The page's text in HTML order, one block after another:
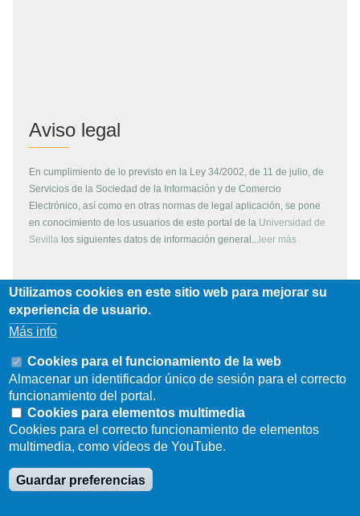
Aviso legal
En cumplimiento de lo previsto en la Ley 34/2002, de 11 de julio, de
Servicios de la Sociedad de la Información y de Comercio
Electrónico, así como en otras normas de legal aplicación, se pone
en conocimiento de los usuarios de este portal de la Universidad de
Sevilla los siguientes datos de información general... leer más
Copyright
Todos los contenidos de este servidor WEB, son propiedad de la
Universidad de Sevilla, si no se indica lo contrario. Pueden ser
reproducidos libremente y para fines no lucrativos por cualquier
persona perteneciente a una institución de carácter educativo o
investigador. Otras instituciones, organismos, empresas, etc. deben
solicitar el permiso escrito de los propietarios del copyright.
Los escudos, logotipos, fotografías y gráficos son propiedad de la
Universidad de Sevilla. Prohibida su reproducción total o parcial por
cualquier medio sin permiso escrito del propietario.
Utilizamos cookies en este sitio web para mejorar su
experiencia de usuario.
Más info
Cookies para el funcionamiento de la web
Almacenar un identificador único de sesión para el correcto
funcionamiento del portal.
Cookies para elementos multimedia
Cookies para el correcto funcionamiento de elementos
multimedia, como vídeos de YouTube.
Guardar preferencias